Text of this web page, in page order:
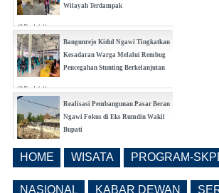
Wilayah Terdampak
(0 Reply(s))
Bangunrejo Kidul Ngawi Tingkatkan
Kesadaran Warga Melalui Rembug
Pencegahan Stunting Berkelanjutan
(0 Reply(s))
Realisasi Pembangunan Pasar Beran
Ngawi Fokus di Eks Rumdin Wakil
Bupati
HOME WISATA PROGRAM-
NASIONAL KABAR DEWAN